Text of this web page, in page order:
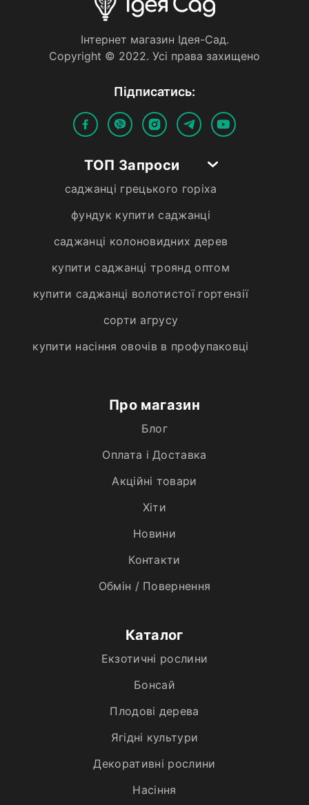
Iнтернет магазин Iдея-Сад.
Copyright © 2022. Усi права захищено
Пiдписатись:
ТОП Запроси
саджанці грецького горіха
фундук купити саджанці
саджанці колоновидних дерев
купити саджанці троянд оптом
купити саджанці волотистої гортензії
сорти агрусу
купити насіння овочів в профупаковці
Про магазин
Блог
Оплата і Доставка
Акційні товари
Хiти
Новини
Контакти
Обмін / Повернення
Каталог
Екзотичні рослини
Бонсай
Плодові дерева
Ягідні культури
Декоративні рослини
Насіння